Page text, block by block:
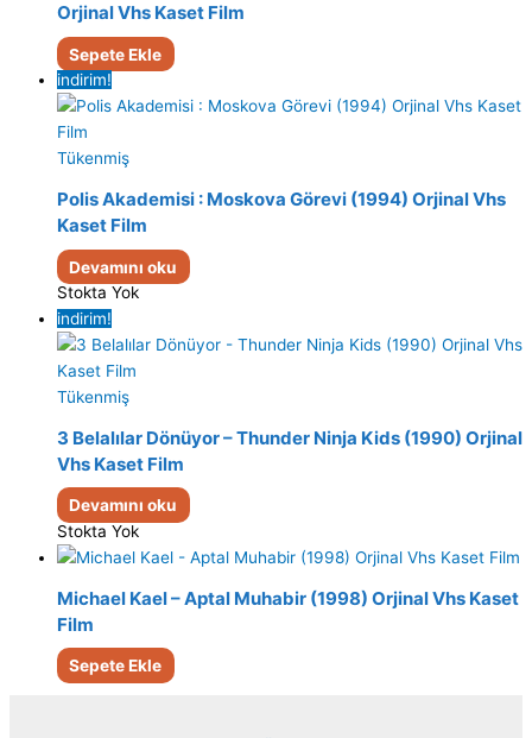
Orjinal Vhs Kaset Film
Sepete Ekle
indirim!
Tükenmiş
Polis Akademisi : Moskova Görevi (1994) Orjinal Vhs
Kaset Film
Devamını oku
Stokta Yok
indirim!
Tükenmiş
3 Belalılar Dönüyor – Thunder Ninja Kids (1990) Orjinal
Vhs Kaset Film
Devamını oku
Stokta Yok
Michael Kael – Aptal Muhabir (1998) Orjinal Vhs Kaset
Film
Sepete Ekle